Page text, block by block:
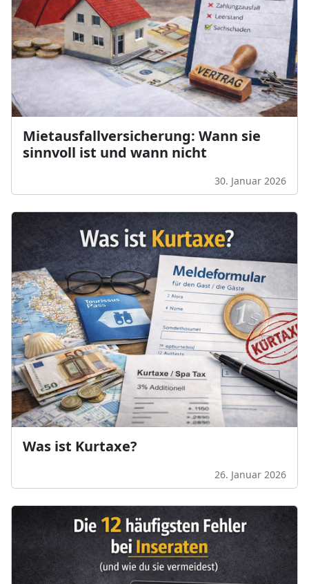
Mietausfallversicherung: Wann sie
sinnvoll ist und wann nicht
30. Januar 2026
Was ist Kurtaxe?
26. Januar 2026